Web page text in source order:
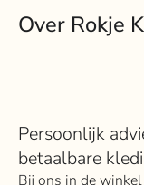
Over Rokje
Persoonlijk
betaalbare
Bij ons in de